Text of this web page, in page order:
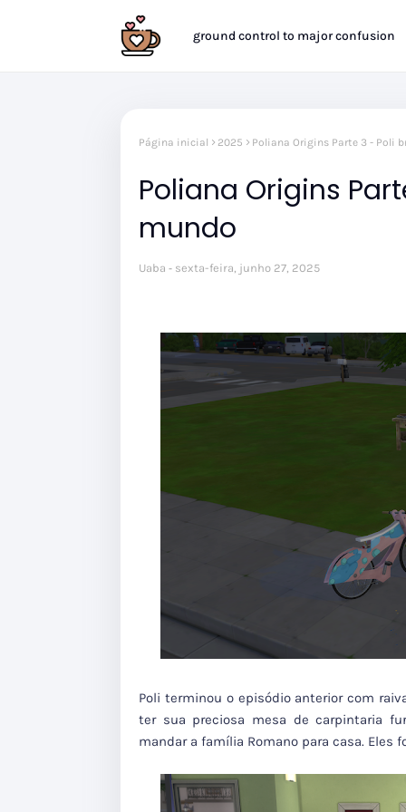
ground control to major confusion
Página inicial 2025 Poliana Origins Parte 3 - Poli
Poliana Origins
mundo
Uaba sexta-feira, junho 27, 2025
Poli terminou o episódio anterior com
ter sua preciosa mesa de carpintaria
mandar a família Romano para casa. Eles